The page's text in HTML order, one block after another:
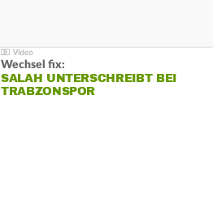
Wechsel fix:
SALAH UNTERSCHREIBT BEI
TRABZONSPOR